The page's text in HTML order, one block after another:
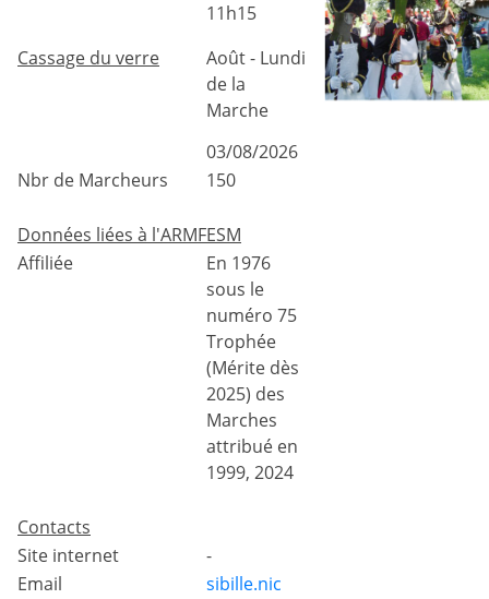
11h15
Cassage du verre
Août - Lundi
de la
Marche
03/08/2026
Nbr de Marcheurs
150
Données liées à l'ARMFESM
Affiliée
En 1976
sous le
numéro 75
Trophée
(Mérite dès
2025) des
Marches
attribué en
1999, 2024
Contacts
Site internet
-
Email
sibille.nic